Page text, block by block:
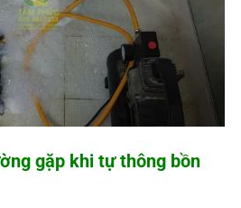
gặp khi tự thông bồn